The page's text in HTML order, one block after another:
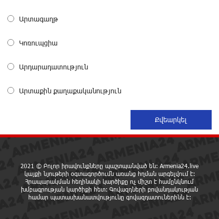
իրավիճակին
«Շտապ հաստատեք քարտի տվյալները»․ IDBank-ը
Մհեր Անանյանն ընդգրկվել է Յունիբանկի
Վարչության կազմում
Արտագաղթ
Կոռուպցիա
Արդարադատություն
Արտաքին քաղաքականություն
2021 © Բոլոր իրավունքները պաշտպանված են: Armenia24.live
կայքի նյութերի օգտագործումն առանց հղման արգելվում է:
Հրապարակման հեղինակի կարծիքը ոչ միշտ է համընկնում
խմբագրության կարծիքի հետ: Գովազդների բովանդակության
համար պատասխանատվությունը գովազդատուներինն է: